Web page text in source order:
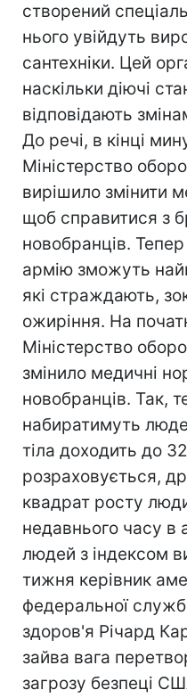
створений
нього увійдуть
сантехніки. Цей
наскільки діючі
відповідають
До речі, в кінці
Міністерство
вирішило змінити
щоб справитися з
новобранців.
армію зможуть
які страждають,
ожиріння. На
Міністерство
змінило медичні
новобранців. Так,
набиратимуть
тіла доходить до
розраховується,
квадрат росту
недавнього часу в
людей з індексом
тижня керівник
федеральної
здоров'я Річард
зайва вага
загрозу безпеці